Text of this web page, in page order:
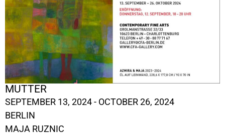
MUTTER
SEPTEMBER 13, 2024 - OCTOBER 26, 2024
BERLIN
MAJA RUZNIC